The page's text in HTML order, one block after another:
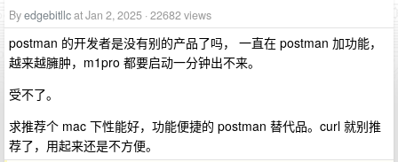
Byedgebitllcat Jan 2, 2025 · 22682 views
postman 的开发者是没有别的产品了吗， 一直在 postman 加功能，
越来越臃肿，m1pro 都要启动一分钟出不来。
受不了。
求推荐个 mac 下性能好，功能便捷的 postman 替代品。curl 就别推
荐了，用起来还是不方便。